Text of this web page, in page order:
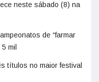
neste sábado (8) na
de “farmar
mil
títulos no maior festival